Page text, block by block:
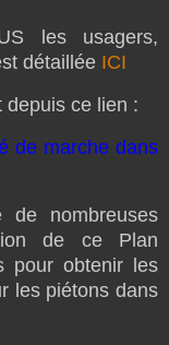
les usagers,
détaillée ICI
depuis ce lien :
de marche dans
de nombreuses
de ce Plan
pour obtenir les
les piétons dans